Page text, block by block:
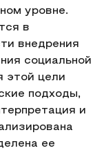
уровне.
в
внедрения
социальной
этой цели
подходы,
и
ее